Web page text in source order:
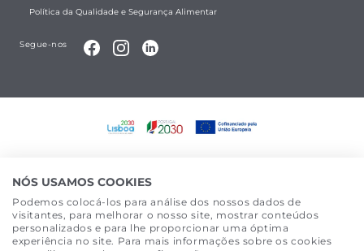
Política da Qualidade e Segurança Alimentar
Segue-nos
NÓS USAMOS COOKIES
Podemos colocá-los para análise dos nossos dados de
visitantes, para melhorar o nosso site, mostrar conteúdos
personalizados e para lhe proporcionar uma óptima
experiência no site. Para mais informações sobre os cookies